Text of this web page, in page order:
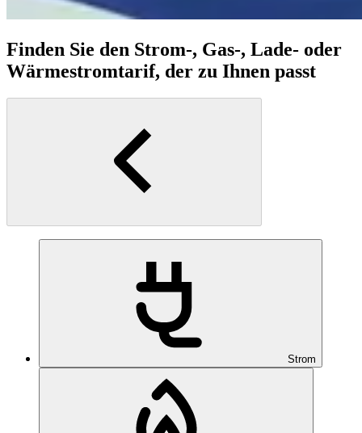
Finden Sie den Strom-, Gas-, Lade- oder
Wärmestrom­tarif, der zu Ihnen passt
Strom